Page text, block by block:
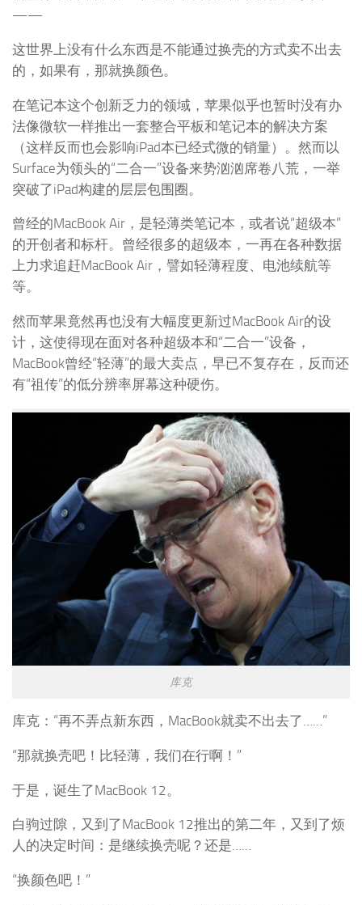
——
这世界上没有什么东西是不能通过换壳的方式卖不出去
的，如果有，那就换颜色。
在笔记本这个创新乏力的领域，苹果似乎也暂时没有办
法像微软一样推出一套整合平板和笔记本的解决方案
（这样反而也会影响iPad本已经式微的销量）。然而以
Surface为领头的“二合一”设备来势汹汹席卷八荒，一举
突破了iPad构建的层层包围圈。
曾经的MacBook Air，是轻薄类笔记本，或者说“超级本”
的开创者和标杆。曾经很多的超级本，一再在各种数据
上力求追赶MacBook Air，譬如轻薄程度、电池续航等
等。
然而苹果竟然再也没有大幅度更新过MacBook Air的设
计，这使得现在面对各种超级本和“二合一”设备，
MacBook曾经“轻薄”的最大卖点，早已不复存在，反而还
有“祖传”的低分辨率屏幕这种硬伤。
库克
库克：“再不弄点新东西，MacBook就卖不出去了……”
“那就换壳吧！比轻薄，我们在行啊！”
于是，诞生了MacBook 12。
白驹过隙，又到了MacBook 12推出的第二年，又到了烦
人的决定时间：是继续换壳呢？还是……
“换颜色吧！”